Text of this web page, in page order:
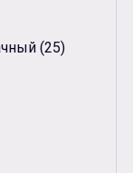
(25)